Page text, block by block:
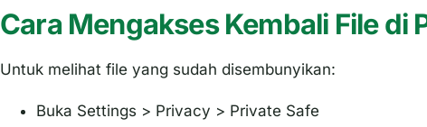
Cara Mengakses Kembali File di
Untuk melihat file yang sudah disembunyikan:
Buka Settings > Privacy > Private Safe